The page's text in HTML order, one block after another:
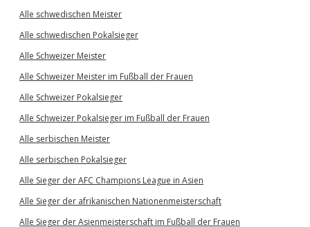
Alle schwedischen Meister
Alle schwedischen Pokalsieger
Alle Schweizer Meister
Alle Schweizer Meister im Fußball der Frauen
Alle Schweizer Pokalsieger
Alle Schweizer Pokalsieger im Fußball der Frauen
Alle serbischen Meister
Alle serbischen Pokalsieger
Alle Sieger der AFC Champions League in Asien
Alle Sieger der afrikanischen Nationenmeisterschaft
Alle Sieger der Asienmeisterschaft im Fußball der Frauen